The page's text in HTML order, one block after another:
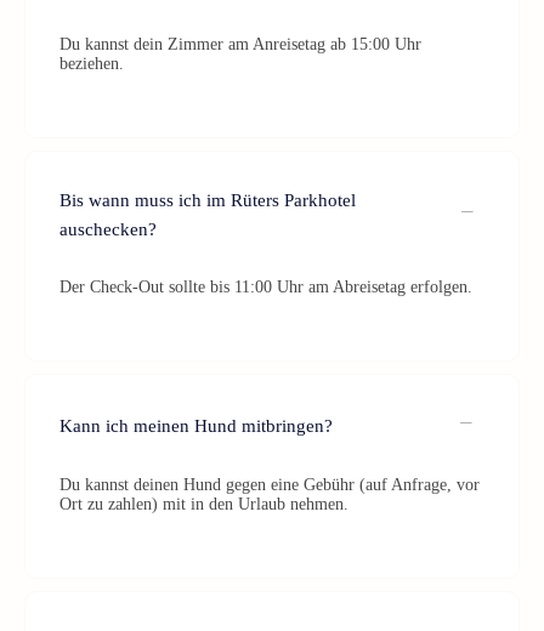
Du kannst dein Zimmer am Anreisetag ab 15:00 Uhr
beziehen.
Bis wann muss ich im Rüters Parkhotel
auschecken?
Der Check-Out sollte bis 11:00 Uhr am Abreisetag erfolgen.
Kann ich meinen Hund mitbringen?
Du kannst deinen Hund gegen eine Gebühr (auf Anfrage, vor
Ort zu zahlen) mit in den Urlaub nehmen.